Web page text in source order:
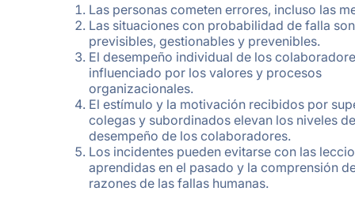
Las personas cometen errores, incluso las
Las situaciones con probabilidad de falla son
previsibles, gestionables y prevenibles.
El desempeño individual de los
influenciado por los valores y procesos
organizacionales.
El estímulo y la motivación recibidos por
colegas y subordinados elevan los niveles de
desempeño de los colaboradores.
Los incidentes pueden evitarse con las
aprendidas en el pasado y la comprensión
razones de las fallas humanas.